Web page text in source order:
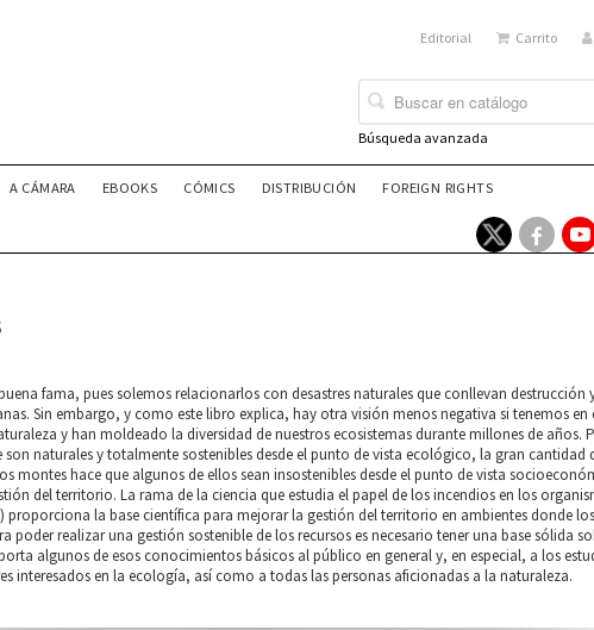
Editorial Carrito
Búsqueda avanzada
A CÁMARA EBOOKS CÓMICS DISTRIBUCIÓN FOREIGN RIGHTS
fama, pues solemos relacionarlos con desastres naturales que conllevan destrucción
Sin embargo, y como este libro explica, hay otra visión menos negativa si tenemos en
y han moldeado la diversidad de nuestros ecosistemas durante millones de años.
son naturales y totalmente sostenibles desde el punto de vista ecológico, la gran cantidad
montes hace que algunos de ellos sean insostenibles desde el punto de vista
del territorio. La rama de la ciencia que estudia el papel de los incendios en los
proporciona la base científica para mejorar la gestión del territorio en ambientes donde
poder realizar una gestión sostenible de los recursos es necesario tener una base sólida
algunos de esos conocimientos básicos al público en general y, en especial, a los
interesados en la ecología, así como a todas las personas aficionadas a la naturaleza.